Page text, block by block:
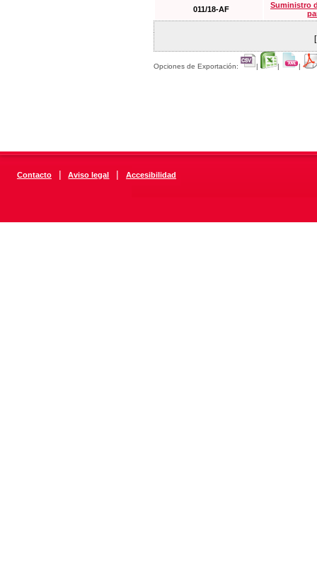
011/18-AF
Suministro
Opciones de Exportación: | | |
Contacto | Aviso legal | Accesibilidad